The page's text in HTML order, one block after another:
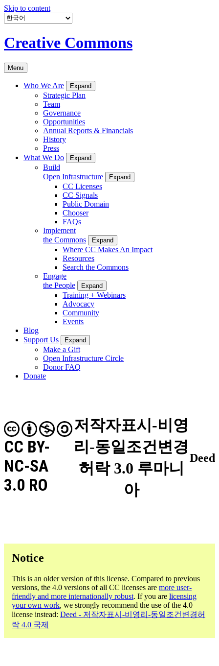
Skip to content
Creative Commons
Menu
Who We Are Expand
Strategic Plan
Team
Governance
Opportunities
Annual Reports & Financials
History
Press
What We Do
Expand
Build
Open Infrastructure
Expand
CC Licenses
CC Signals
Public Domain
Chooser
FAQs
Implement
the Commons
Expand
Where CC Makes An Impact
Resources
Search the Commons
Engage
the People
Expand
Training + Webinars
Advocacy
Community
Events
Blog
Support Us
Expand
Make a Gift
Open Infrastructure Circle
Donor FAQ
Donate
저작자표시-비영
리-동일조건변경
허락 3.0 루마니
아
CC BY-
NC-SA
3.0 RO
Deed
Notice
This is an older version of this license. Compared to previous
versions, the 4.0 versions of all CC licenses are more user-
friendly and more internationally robust. If you are licensing
your own work, we strongly recommend the use of the 4.0
license instead: Deed - 저작자표시-비영리-동일조건변경허
락 4.0 국제